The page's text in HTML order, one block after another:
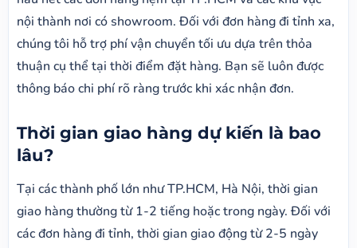
nội thành nơi có showroom. Đối với đơn hàng đi tỉnh xa,
chúng tôi hỗ trợ phí vận chuyển tối ưu dựa trên thỏa
thuận cụ thể tại thời điểm đặt hàng. Bạn sẽ luôn được
thông báo chi phí rõ ràng trước khi xác nhận đơn.
Thời gian giao hàng dự kiến là bao
lâu?
Tại các thành phố lớn như TP.HCM, Hà Nội, thời gian
giao hàng thường từ 1-2 tiếng hoặc trong ngày. Đối với
các đơn hàng đi tỉnh, thời gian giao động từ 2-5 ngày